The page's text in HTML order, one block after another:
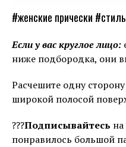
#женские прически
Если у вас круглое лицо:
ниже подбородка, они
Расчешите одну
широкой полосой
???Подписывайтесь
понравилось большой